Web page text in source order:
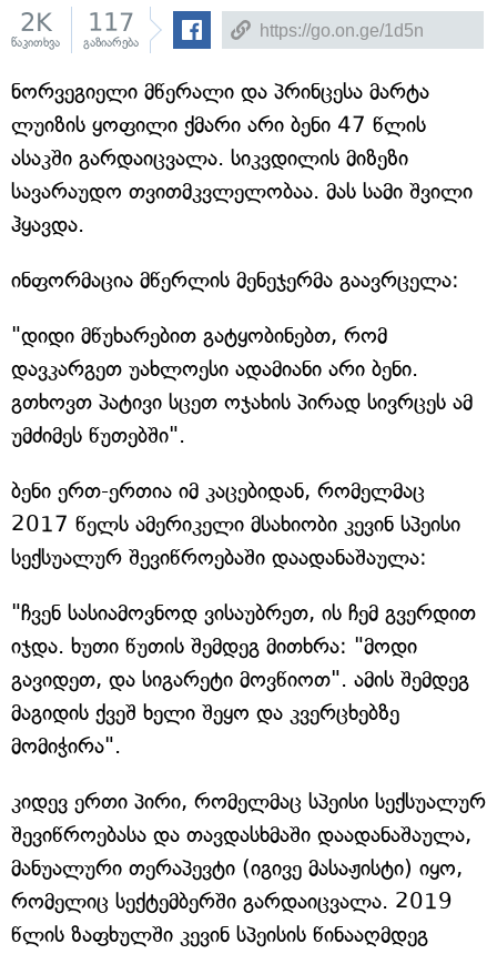
2K
წაკითხვა
117
გაზიარება
ნორვეგიელი მწერალი და პრინცესა მარტა
ლუიზის ყოფილი ქმარი არი ბენი 47 წლის
ასაკში გარდაიცვალა. სიკვდილის მიზეზი
სავარაუდო თვითმკვლელობაა. მას სამი შვილი
ჰყავდა.
ინფორმაცია მწერლის მენეჯერმა გაავრცელა:
"დიდი მწუხარებით გატყობინებთ, რომ
დავკარგეთ უახლოესი ადამიანი არი ბენი.
გთხოვთ პატივი სცეთ ოჯახის პირად სივრცეს ამ
უმძიმეს წუთებში".
ბენი ერთ-ერთია იმ კაცებიდან, რომელმაც
2017 წელს ამერიკელი მსახიობი კევინ სპეისი
სექსუალურ შევიწროებაში დაადანაშაულა:
"ჩვენ სასიამოვნოდ ვისაუბრეთ, ის ჩემ გვერდით
იჯდა. ხუთი წუთის შემდეგ მითხრა: "მოდი
გავიდეთ, და სიგარეტი მოვწიოთ". ამის შემდეგ
მაგიდის ქვეშ ხელი შეყო და კვერცხებზე
მომიჭირა".
კიდევ ერთი პირი, რომელმაც სპეისი სექსუალურ
შევიწროებასა და თავდასხმაში დაადანაშაულა,
მანუალური თერაპევტი (იგივე მასაჟისტი) იყო,
რომელიც სექტემბერში გარდაიცვალა. 2019
წლის ზაფხულში კევინ სპეისის წინააღმდეგ